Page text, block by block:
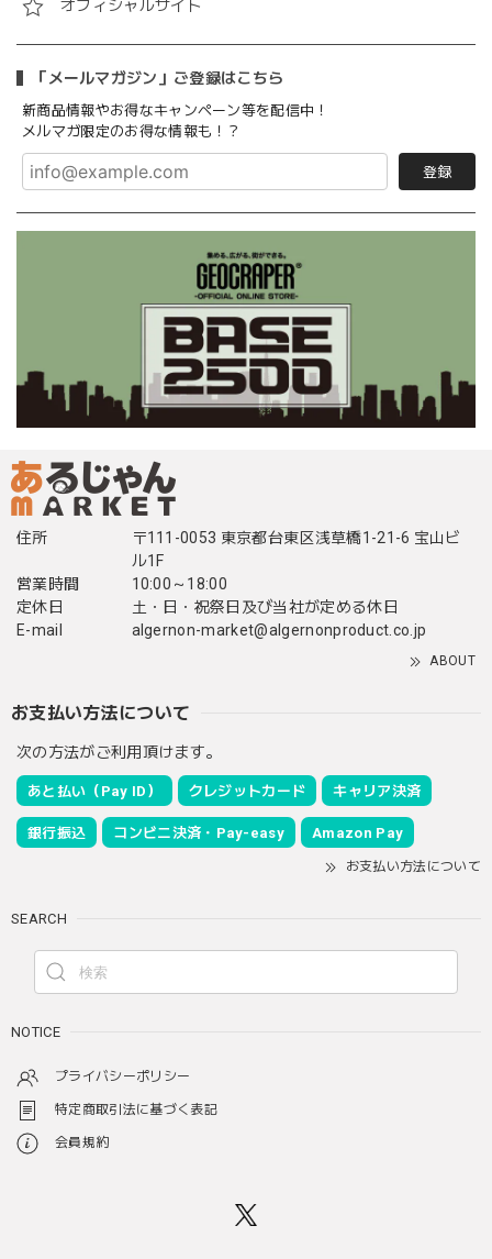
オフィシャルサイト
「メールマガジン」ご登録はこちら
新商品情報やお得なキャンペーン等を配信中！
メルマガ限定のお得な情報も！？
登録
住所
〒111-0053 東京都台東区浅草橋1-21-6 宝山ビ
ル1F
営業時間
10:00～18:00
定休日
土・日・祝祭日及び当社が定める休日
E-mail
algernon-market@algernonproduct.co.jp
ABOUT
お支払い方法について
次の方法がご利用頂けます。
あと払い（Pay ID） クレジットカード キャリア決済
銀行振込 コンビニ決済・Pay-easy Amazon Pay
お支払い方法について
SEARCH
NOTICE
プライバシーポリシー
特定商取引法に基づく表記
会員規約